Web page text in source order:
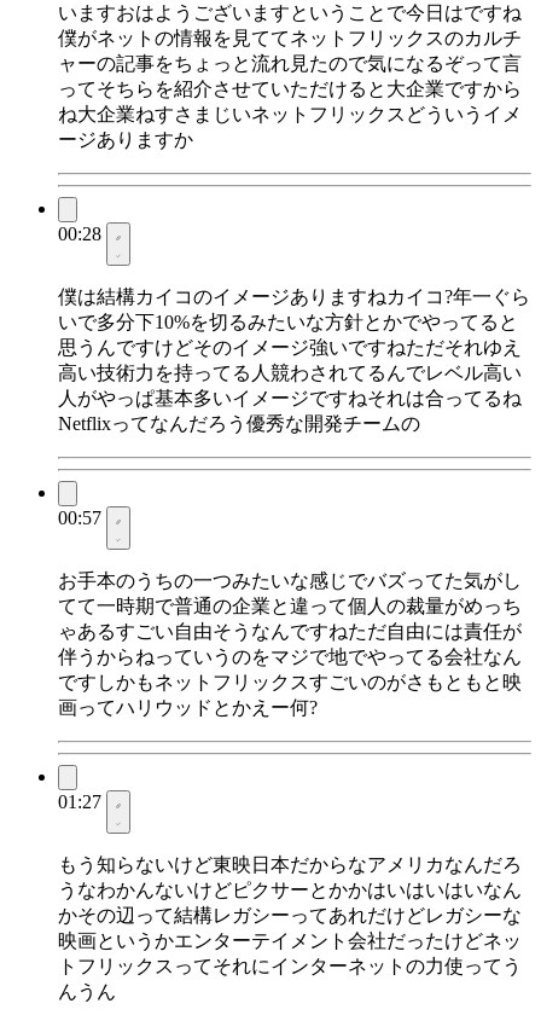
いますおはようございますということで今日はですね
僕がネットの情報を見ててネットフリックスのカルチ
ャーの記事をちょっと流れ見たので気になるぞって言
ってそちらを紹介させていただけると大企業ですから
ね大企業ねすさまじいネットフリックスどういうイメ
ージありますか
00:28
僕は結構カイコのイメージありますねカイコ?年一ぐら
いで多分下10%を切るみたいな方針とかでやってると
思うんですけどそのイメージ強いですねただそれゆえ
高い技術力を持ってる人競わされてるんでレベル高い
人がやっぱ基本多いイメージですねそれは合ってるね
Netflixってなんだろう優秀な開発チームの
00:57
お手本のうちの一つみたいな感じでバズってた気がし
てて一時期で普通の企業と違って個人の裁量がめっち
ゃあるすごい自由そうなんですねただ自由には責任が
伴うからねっていうのをマジで地でやってる会社なん
ですしかもネットフリックスすごいのがさもともと映
画ってハリウッドとかえー何?
01:27
もう知らないけど東映日本だからなアメリカなんだろ
うなわかんないけどピクサーとかかはいはいはいなん
かその辺って結構レガシーってあれだけどレガシーな
映画というかエンターテイメント会社だったけどネッ
トフリックスってそれにインターネットの力使ってう
んうん